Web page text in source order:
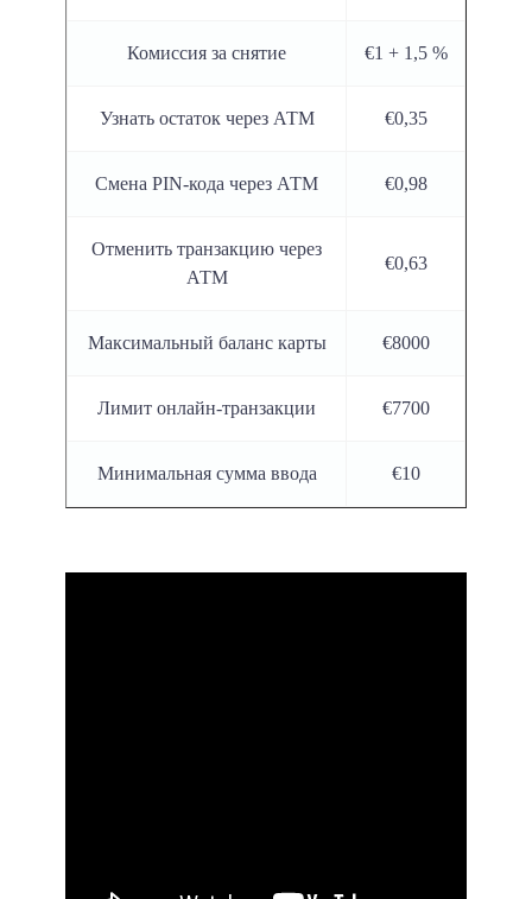
Комиссия за снятие €1 + 1,5 %
Узнать остаток через АТМ €0,35
Смена PIN-кода через АТМ €0,98
Отменить транзакцию через
АТМ
€0,63
Максимальный баланс карты €8000
Лимит онлайн-транзакции €7700
Минимальная сумма ввода €10